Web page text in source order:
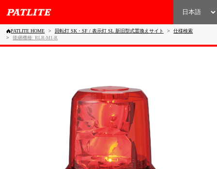
PATLITE HOME 回転灯 SK・SF / 表示灯 SL 新旧型式置換えサイト
仕様検索
後継機種: RLR-M1-R